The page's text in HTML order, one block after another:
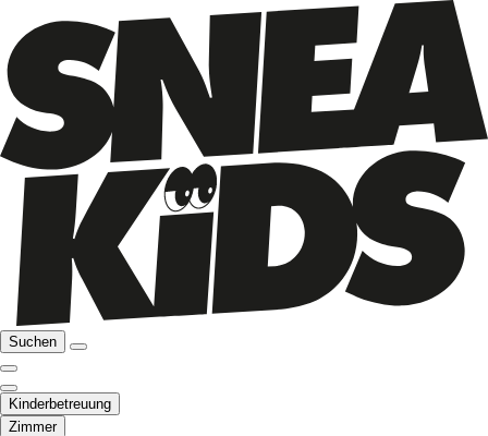
Suchen
Kinderbetreuung
Zimmer